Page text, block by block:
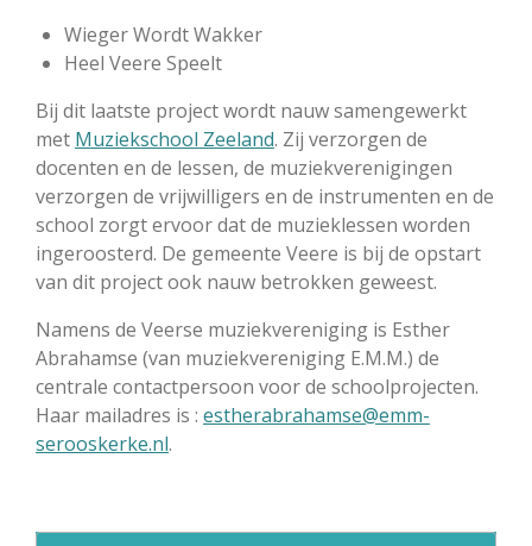
Wieger Wordt Wakker
Heel Veere Speelt
Bij dit laatste project wordt nauw samengewerkt
met Muziekschool Zeeland. Zij verzorgen de
docenten en de lessen, de muziekverenigingen
verzorgen de vrijwilligers en de instrumenten en de
school zorgt ervoor dat de muzieklessen worden
ingeroosterd. De gemeente Veere is bij de opstart
van dit project ook nauw betrokken geweest.
Namens de Veerse muziekvereniging is Esther
Abrahamse (van muziekvereniging E.M.M.) de
centrale contactpersoon voor de schoolprojecten.
Haar mailadres is : estherabrahamse@emm-
serooskerke.nl.